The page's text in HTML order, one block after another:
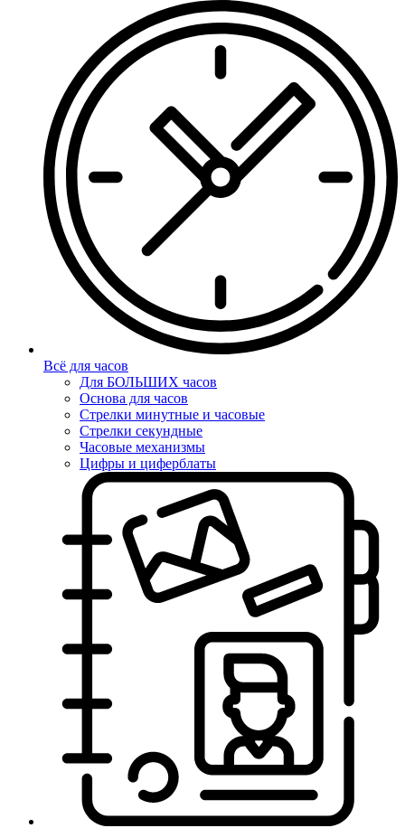
Всё для часов
Для БОЛЬШИХ часов
Основа для часов
Стрелки минутные и часовые
Стрелки секундные
Часовые механизмы
Цифры и циферблаты